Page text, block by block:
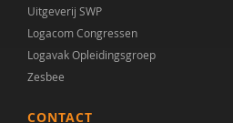
Dr. Jacomijn Hofstra
A. Jordan
Anne K. Smit
Salima Kamp
Uitgeverij SWP
Logacom Congressen
Logavak Opleidingsgroep
Zesbee
CONTACT